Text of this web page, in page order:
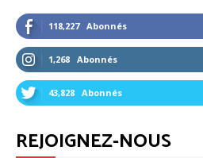
118,227 Abonnés
1,268 Abonnés
43,828 Abonnés
REJOIGNEZ-NOUS